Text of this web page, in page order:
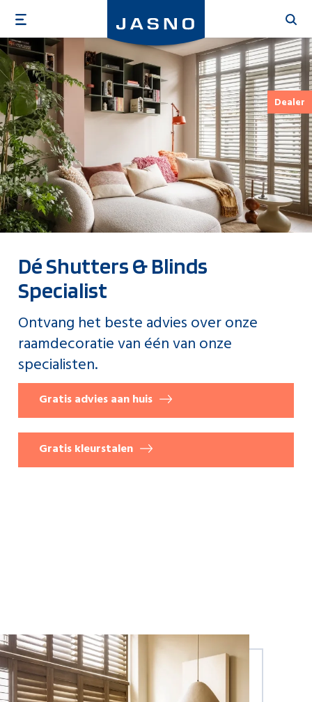
naar
de
inhoud
gaan
Dealer
Dé Shutters & Blinds
Specialist
Ontvang het beste advies over onze
raamdecoratie van één van onze
specialisten.
Gratis advies aan huis
Gratis kleurstalen